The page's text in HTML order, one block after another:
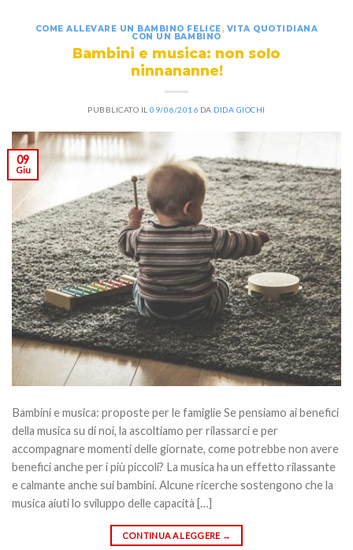
COME ALLEVARE UN BAMBINO FELICE, VITA QUOTIDIANA
CON UN BAMBINO
Bambini e musica: non solo
ninnananne!
PUBBLICATO IL09/06/2016 DA DIDA GIOCHI
09
Giu
Bambini e musica: proposte per le famiglie Se pensiamo ai benefici
della musica su di noi, la ascoltiamo per rilassarci e per
accompagnare momenti delle giornate, come potrebbe non avere
benefici anche per i più piccoli? La musica ha un effetto rilassante
e calmante anche sui bambini. Alcune ricerche sostengono che la
musica aiuti lo sviluppo delle capacità […]
CONTINUA A LEGGERE →